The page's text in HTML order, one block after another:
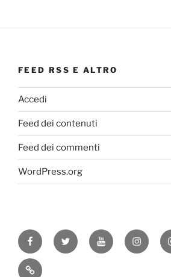
FEED RSS E ALTRO
Accedi
Feed dei contenuti
Feed dei commenti
WordPress.org
FacebookTwitter Youtube
RSS